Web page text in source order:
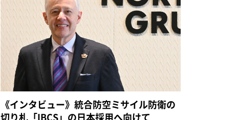
《インタビュー》統合防空ミサイル防衛の
切り札「IBCS」の日本採用へ向けて